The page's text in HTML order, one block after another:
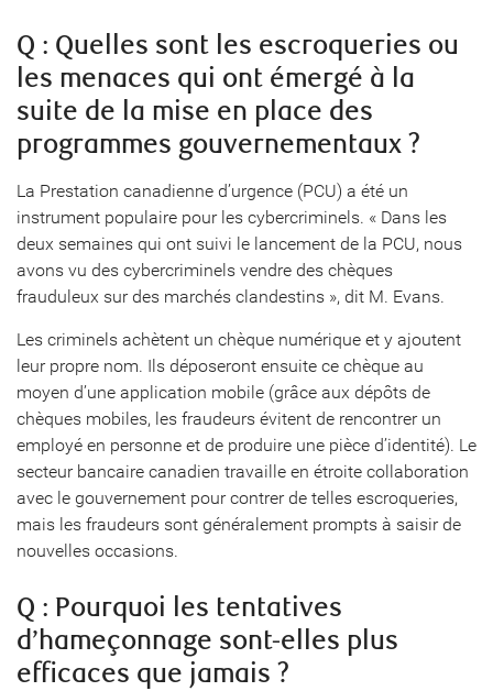
Q : Quelles sont les escroqueries ou
les menaces qui ont émergé à la
suite de la mise en place des
programmes gouvernementaux ?
La Prestation canadienne d’urgence (PCU) a été un
instrument populaire pour les cybercriminels. « Dans les
deux semaines qui ont suivi le lancement de la PCU, nous
avons vu des cybercriminels vendre des chèques
frauduleux sur des marchés clandestins », dit M. Evans.
Les criminels achètent un chèque numérique et y ajoutent
leur propre nom. Ils déposeront ensuite ce chèque au
moyen d’une application mobile (grâce aux dépôts de
chèques mobiles, les fraudeurs évitent de rencontrer un
employé en personne et de produire une pièce d’identité). Le
secteur bancaire canadien travaille en étroite collaboration
avec le gouvernement pour contrer de telles escroqueries,
mais les fraudeurs sont généralement prompts à saisir de
nouvelles occasions.
Q : Pourquoi les tentatives
d’hameçonnage sont-elles plus
efficaces que jamais ?